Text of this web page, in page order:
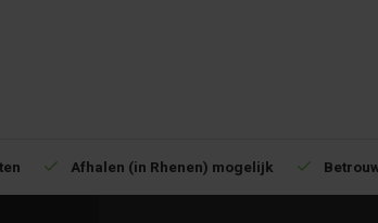
Afhalen (in Rhenen) mogelijk